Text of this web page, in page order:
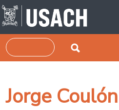
Pasar al contenido principal
Buscar
Jorge Coulón